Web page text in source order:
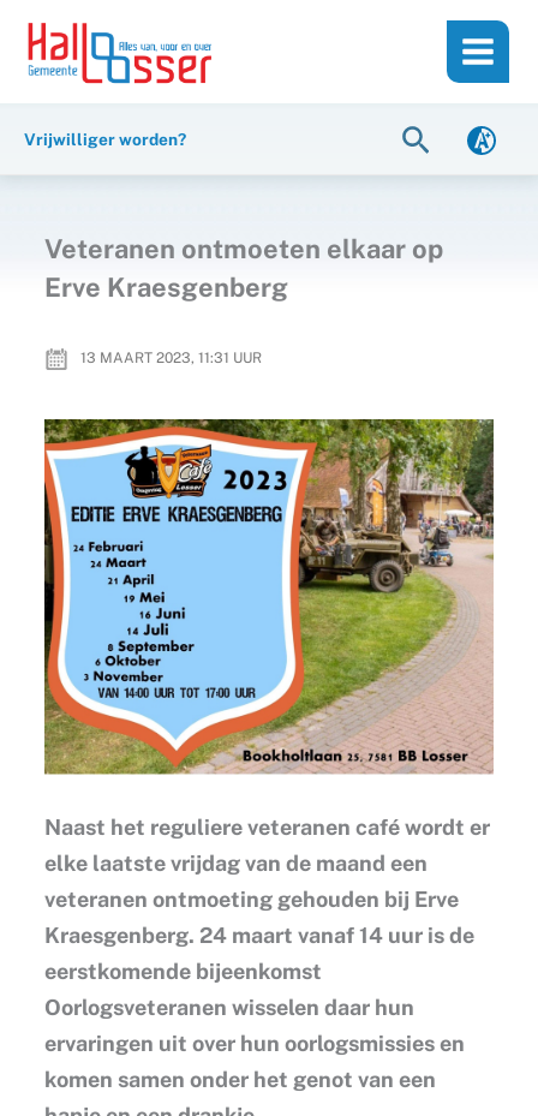
inhoud
naar
Vrijwilliger worden? Zoeken
Veteranen ontmoeten elkaar op
Erve Kraesgenberg
13 MAART 2023, 11:31 UUR
Naast het reguliere veteranen café wordt er
elke laatste vrijdag van de maand een
veteranen ontmoeting gehouden bij Erve
Kraesgenberg. 24 maart vanaf 14 uur is de
eerstkomende bijeenkomst
Oorlogsveteranen wisselen daar hun
ervaringen uit over hun oorlogsmissies en
komen samen onder het genot van een